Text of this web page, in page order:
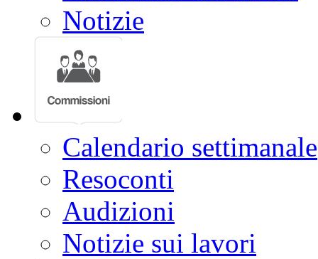
Notizie
Calendario settimanale
Resoconti
Audizioni
Notizie sui lavori